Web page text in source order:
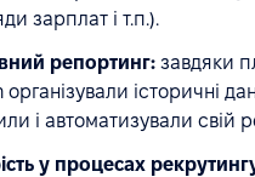
зарплат і т.п.).
репортинг: завдяки
oрганізували історичні
і автоматизували свій
у процесах